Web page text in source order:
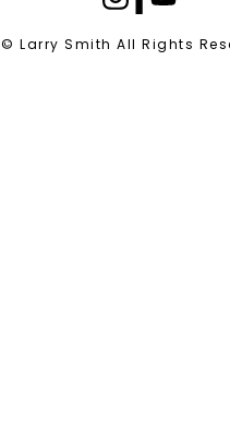
© Larry Smith All Rights